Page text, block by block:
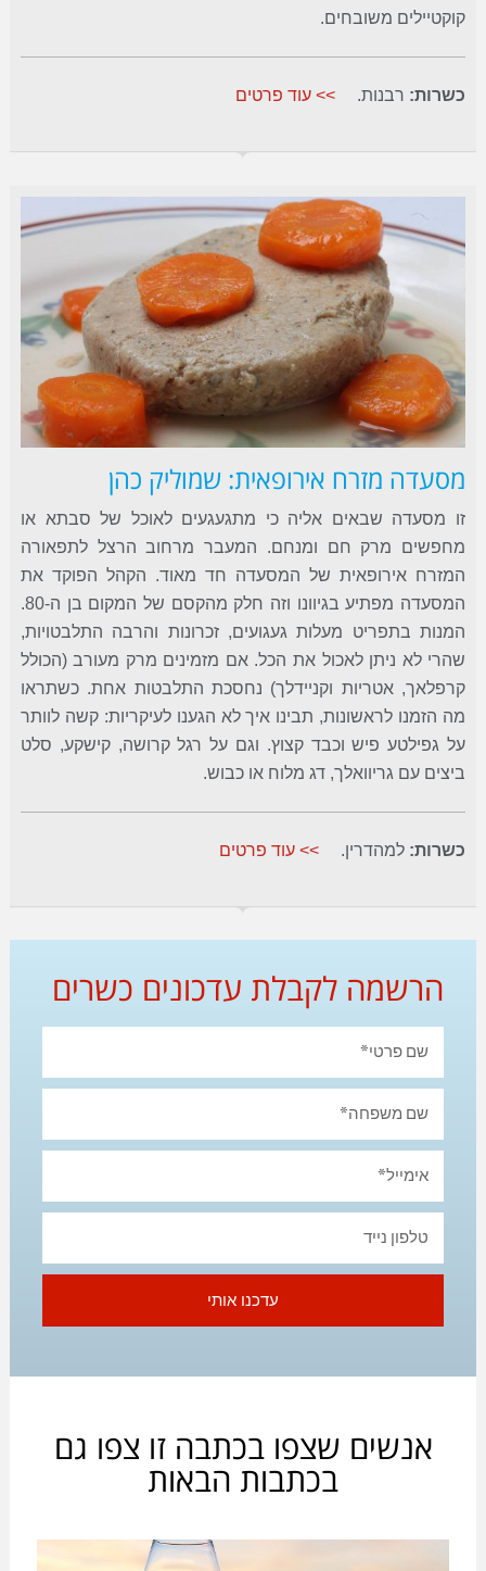
קוקטיילים משובחים.
כשרות: רבנות. >> עוד פרטים
מסעדה מזרח אירופאית: שמוליק כהן
זו מסעדה שבאים אליה כי מתגעגעים לאוכל של סבתא או
מחפשים מרק חם ומנחם. המעבר מרחוב הרצל לתפאורה
המזרח אירופאית של המסעדה חד מאוד. הקהל הפוקד את
המסעדה מפתיע בגיוונו וזה חלק מהקסם של המקום בן ה-80.
המנות בתפריט מעלות געגועים, זכרונות והרבה התלבטויות,
שהרי לא ניתן לאכול את הכל. אם מזמינים מרק מעורב (הכולל
קרפלאך, אטריות וקניידלך) נחסכת התלבטות אחת. כשתראו
מה הזמנו לראשונות, תבינו איך לא הגענו לעיקריות: קשה לוותר
על גפילטע פיש וכבד קצוץ. וגם על רגל קרושה, קישקע, סלט
ביצים עם גריוואלך, דג מלוח או כבוש.
כשרות: למהדרין. >> עוד פרטים
הרשמה לקבלת עדכונים כשרים
עדכנו אותי
אנשים שצפו בכתבה זו צפו גם
בכתבות הבאות